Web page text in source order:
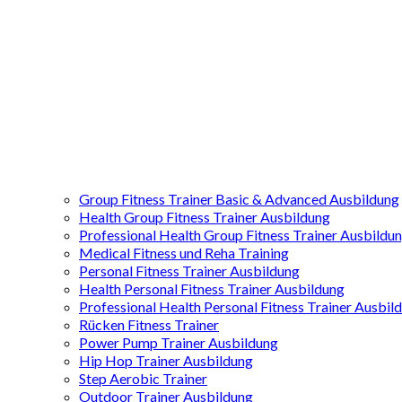
Group Fitness Trainer Basic & Advanced Ausbildung
Health Group Fitness Trainer Ausbildung
Professional Health Group Fitness Trainer
Medical Fitness und Reha Training
Personal Fitness Trainer Ausbildung
Health Personal Fitness Trainer Ausbildung
Professional Health Personal Fitness Trainer
Rücken Fitness Trainer
Power Pump Trainer Ausbildung
Hip Hop Trainer Ausbildung
Step Aerobic Trainer
Outdoor Trainer Ausbildung